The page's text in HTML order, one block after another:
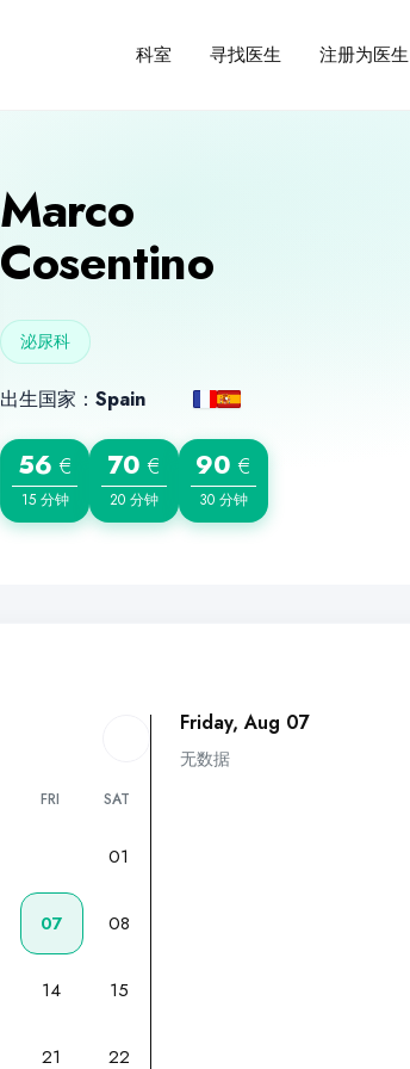
科室 寻找医生 注册为医生
Marco
Cosentino
泌尿科
出生国家： Spain
56 €
15 分钟
70 €
20 分钟
90 €
30 分钟
FRI SAT
01
07 08
14 15
21 22
Friday, Aug 07
无数据